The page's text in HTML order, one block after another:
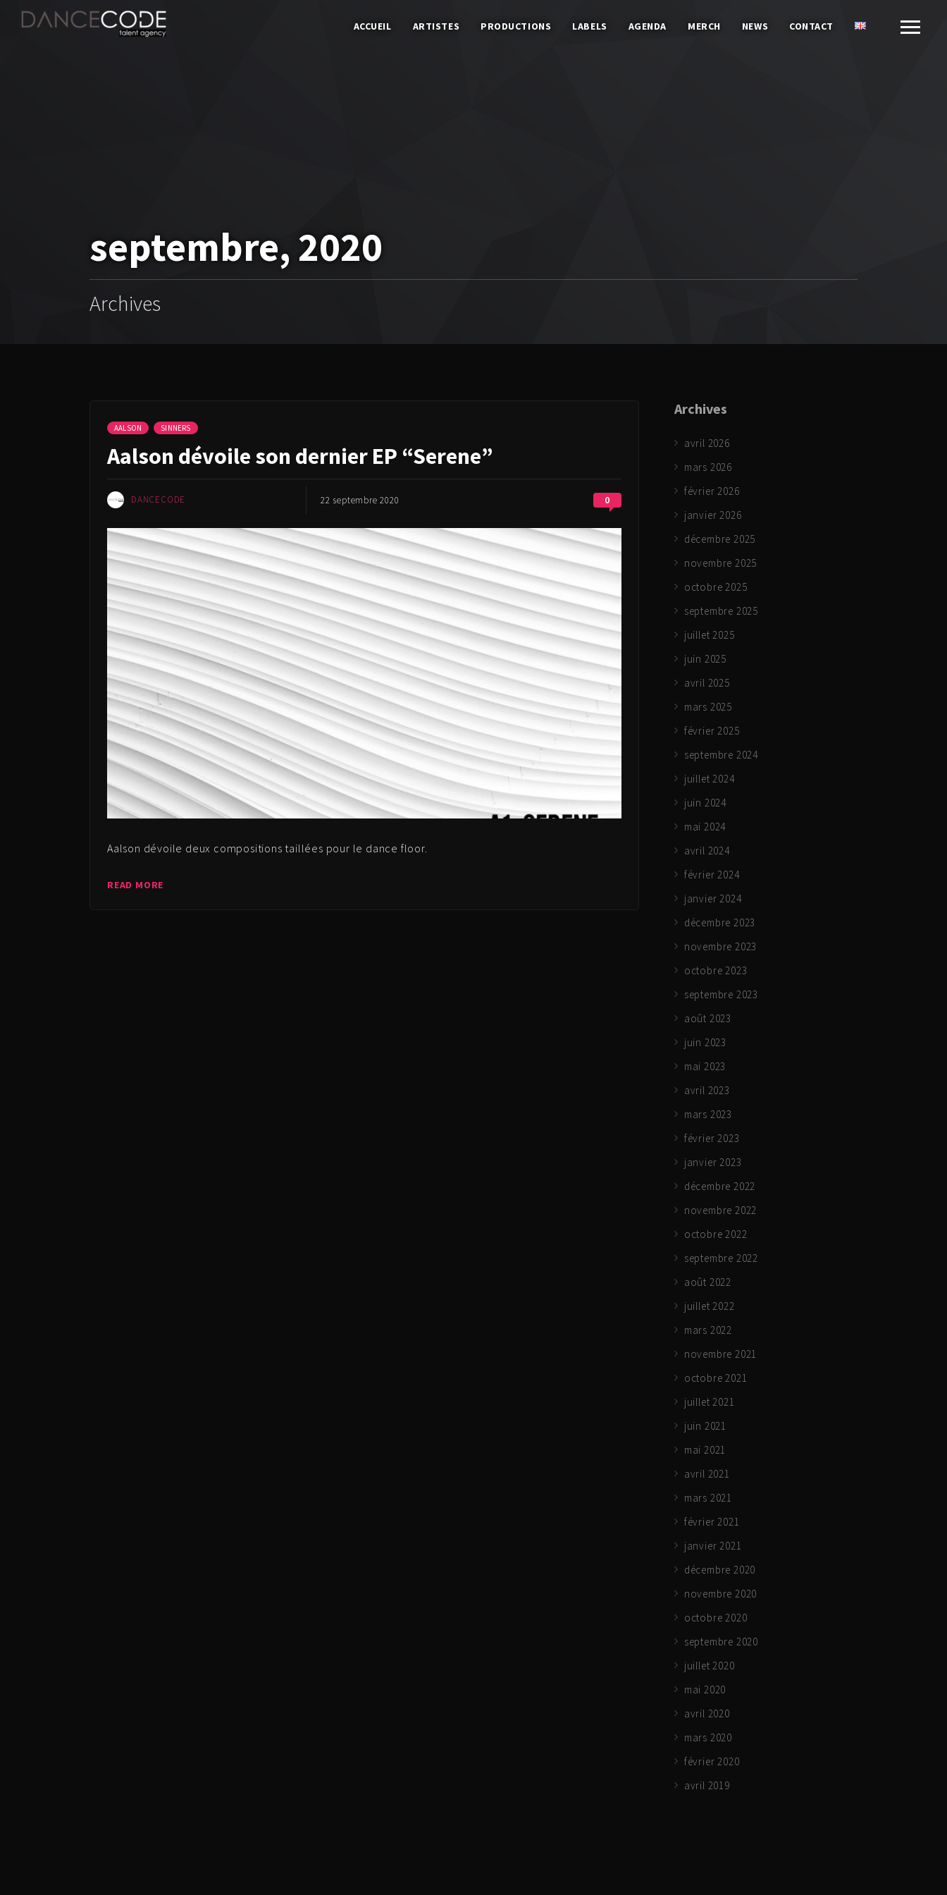
ACCUEIL ARTISTES PRODUCTIONS LABELS AGENDA MERCH NEWS CONTACT
septembre, 2020
Archives
AALSON SINNERS
Aalson dévoile son dernier EP “Serene”
DANCECODE 22 septembre 2020 0
Aalson dévoile deux compositions taillées pour le dance floor.
READ MORE
Archives
avril 2026
mars 2026
février 2026
janvier 2026
décembre 2025
novembre 2025
octobre 2025
septembre 2025
juillet 2025
juin 2025
avril 2025
mars 2025
février 2025
septembre 2024
juillet 2024
juin 2024
mai 2024
avril 2024
février 2024
janvier 2024
décembre 2023
novembre 2023
octobre 2023
septembre 2023
août 2023
juin 2023
mai 2023
avril 2023
mars 2023
février 2023
janvier 2023
décembre 2022
novembre 2022
octobre 2022
septembre 2022
août 2022
juillet 2022
mars 2022
novembre 2021
octobre 2021
juillet 2021
juin 2021
mai 2021
avril 2021
mars 2021
février 2021
janvier 2021
décembre 2020
novembre 2020
octobre 2020
septembre 2020
juillet 2020
mai 2020
avril 2020
mars 2020
février 2020
avril 2019